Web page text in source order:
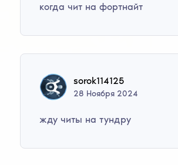
когда чит на фортнайт
sorok114125
28 Ноября 2024
жду читы на тундру